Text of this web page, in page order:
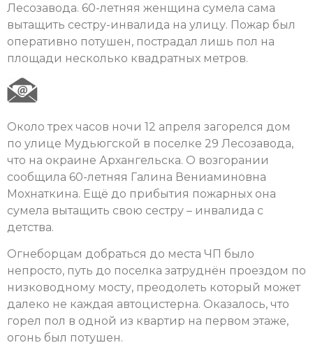
Лесозавода. 60-летняя женщина сумела сама
вытащить сестру-инвалида на улицу. Пожар был
оперативно потушен, пострадал лишь пол на
площади несколько квадратных метров.
Около трех часов ночи 12 апреля загорелся дом
по улице Мудьюгской в поселке 29 Лесозавода,
что на окраине Архангельска. О возгорании
сообщила 60-летняя Галина Вениаминовна
Мохнаткина. Ещё до прибытия пожарных она
сумела вытащить свою сестру – инвалида с
детства.
Огнеборцам добраться до места ЧП было
непросто, путь до поселка затруднён проездом по
низководному мосту, преодолеть который может
далеко не каждая автоцистерна. Оказалось, что
горел пол в одной из квартир на первом этаже,
огонь был потушен.